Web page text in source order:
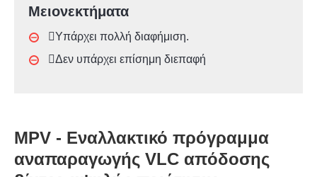
Μειονεκτήματα
Υπάρχει πολλή διαφήμιση.
Δεν υπάρχει επίσημη διεπαφή
MPV - Εναλλακτικό πρόγραμμα
αναπαραγωγής VLC απόδοσης